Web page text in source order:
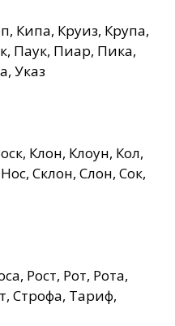
Кипа, Круиз, Крупа,
Паук, Пиар, Пика,
Указ
Клон, Клоун, Кол,
Склон, Слон, Сок,
Рост, Рот, Рота,
Строфа, Тариф,